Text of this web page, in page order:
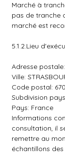
Marché à
pas de tranche
marché est
5.1.2.Lieu
Adresse
Ville:
Code postal:
Subdivision
Pays: France
Informations
consultation, il
remettre au
échantillons